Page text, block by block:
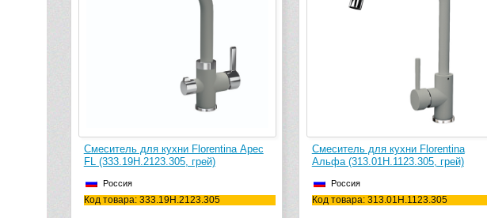
Смеситель для кухни Florentina
Омега FL (313.12H.1123.305, грей)
Россия
Код товара: 313.12H.1123.305
Смеситель для кухни Florentina Арес
FL (333.19H.2123.305, грей)
Россия
Код товара: 333.19H.2123.305